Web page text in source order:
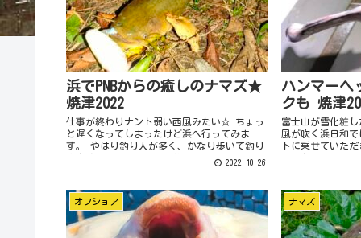
浜でPNBからの癒しのナマズ★
焼津2022
仕事が終わりナント弱い西風みたい☆ ちょっ
と遅くなってしまったけど浜へ行ってみま
す。 やはり釣り人が多く、かなり歩いて釣り
座を確保。この辺でタチ釣ったことないな。
先ずは五目スプーンジグをセットしてフルキ
2022.10.26
ハンマーヘ
クも 焼津
富士山が雪化粧
風が吹く浜日和
トに乗せていた
タ凪かと思った
オフショア ナマズ